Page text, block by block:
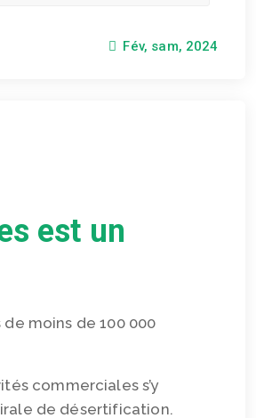
Fév, sam, 2024
est un
moins de 100 000
commerciales s’y
de désertification.